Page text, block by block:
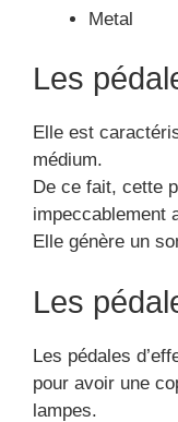
Metal
Les
Elle est
médium.
De ce fait, cette
impeccablement
Elle génère un
Les
Les pédales
pour avoir une
lampes.